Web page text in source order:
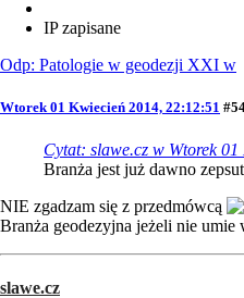
IP zapisane
Odp: Patologie w geodezji XXI w
Wtorek 01 Kwiecień 2014, 22:12:51
Cytat: slawe.cz w Wtorek
Branża jest już dawno
NIE zgadzam się z przedmówcą
Branża geodezyjna jeżeli nie
slawe.cz